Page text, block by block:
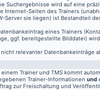
Suchergebnisse wird auf eine
Internet-Seiten des Trainers
Server sie liegen) ist Bestandteil
eines Trainers
ggf. bereitgestellte Bilddatei)
relevanter Datenbankeinträge
Trainer und TMS kommt
Trainer-Informationen und
zur Freischaltung und